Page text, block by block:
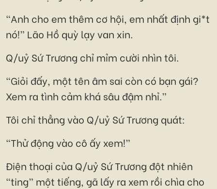
“Anh cho em thêm cơ hội, em nhất định gi*t
nó!” Lão Hồ quỳ lạy van xin.
Q/uỷ Sứ Trương chỉ mỉm cười nhìn tôi.
“Giỏi đấy, một tên âm sai còn có bạn gái?
Xem ra tình cảm khá sâu đậm nhỉ.”
Tôi chỉ thẳng vào Q/uỷ Sứ Trương quát:
“Thử động vào cô ấy xem!”
Điện thoại của Q/uỷ Sứ Trương đột nhiên
“ting” một tiếng, gã lấy ra xem rồi chìa cho